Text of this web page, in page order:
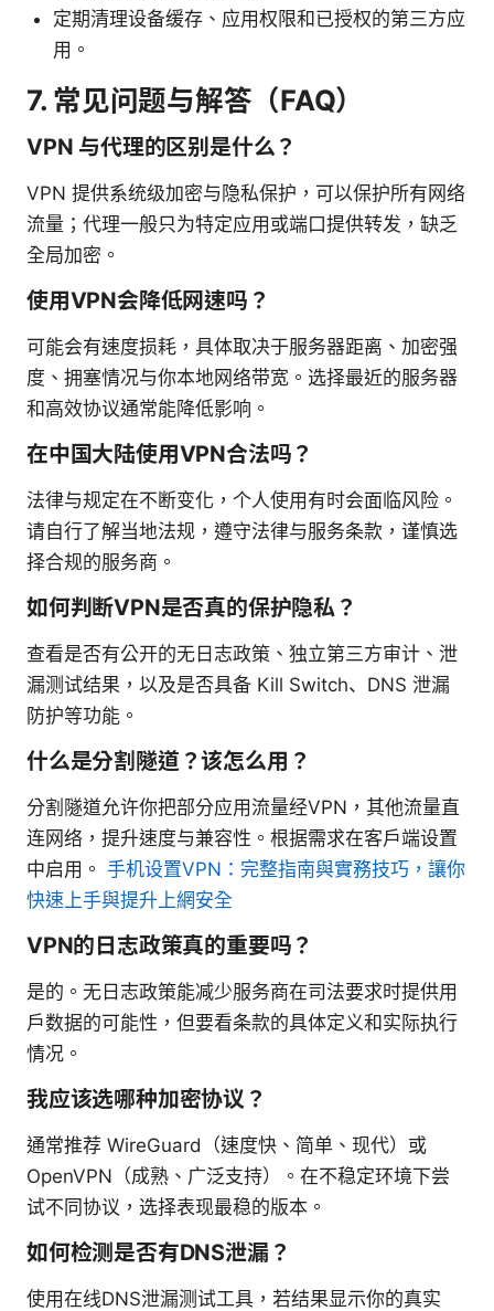
定期清理设备缓存、应用权限和已授权的第三方应
用。
7. 常见问题与解答（FAQ）
VPN 与代理的区别是什么？
VPN 提供系统级加密与隐私保护，可以保护所有网络
流量；代理一般只为特定应用或端口提供转发，缺乏
全局加密。
使用VPN会降低网速吗？
可能会有速度损耗，具体取决于服务器距离、加密强
度、拥塞情况与你本地网络带宽。选择最近的服务器
和高效协议通常能降低影响。
在中国大陆使用VPN合法吗？
法律与规定在不断变化，个人使用有时会面临风险。
请自行了解当地法规，遵守法律与服务条款，谨慎选
择合规的服务商。
如何判断VPN是否真的保护隐私？
查看是否有公开的无日志政策、独立第三方审计、泄
漏测试结果，以及是否具备 Kill Switch、DNS 泄漏
防护等功能。
什么是分割隧道？该怎么用？
分割隧道允许你把部分应用流量经VPN，其他流量直
连网络，提升速度与兼容性。根据需求在客户端设置
中启用。 手机设置VPN：完整指南與實務技巧，讓你
快速上手與提升上網安全
VPN的日志政策真的重要吗？
是的。无日志政策能减少服务商在司法要求时提供用
户数据的可能性，但要看条款的具体定义和实际执行
情况。
我应该选哪种加密协议？
通常推荐 WireGuard（速度快、简单、现代）或
OpenVPN（成熟、广泛支持）。在不稳定环境下尝
试不同协议，选择表现最稳的版本。
如何检测是否有DNS泄漏？
使用在线DNS泄漏测试工具，若结果显示你的真实